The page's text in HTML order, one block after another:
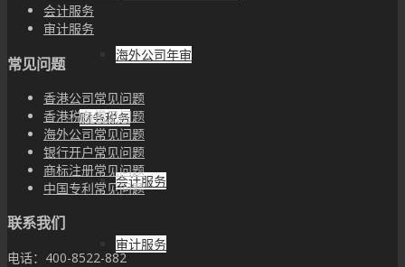
海外公司年审
财务税务
会计服务
审计服务
会计服务
审计服务
常见问题
香港公司常见问题
香港税务常见问题
海外公司常见问题
银行开户常见问题
商标注册常见问题
中国专利常见问题
联系我们
电话：400-8522-882